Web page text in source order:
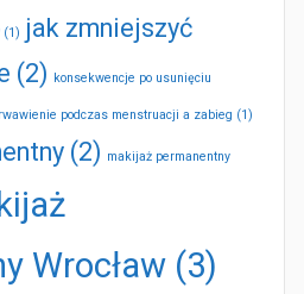
(1) jak zmniejszyć
(2) konsekwencje po usunięciu
podczas menstruacji a zabieg (1)
(2) makijaż permanentny
Wrocław (3)